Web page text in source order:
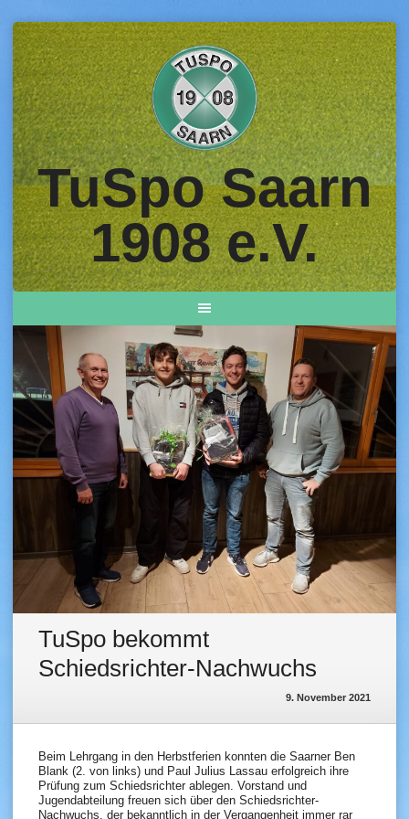
Skip
to
content
TuSpo Saarn
1908 e.V.
TuSpo bekommt
Schiedsrichter-Nachwuchs
9. November 2021
Beim Lehrgang in den Herbstferien konnten die Saarner Ben
Blank (2. von links) und Paul Julius Lassau erfolgreich ihre
Prüfung zum Schiedsrichter ablegen. Vorstand und
Jugendabteilung freuen sich über den Schiedsrichter-
Nachwuchs, der bekanntlich in der Vergangenheit immer rar